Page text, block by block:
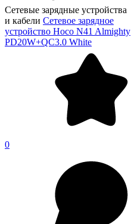
Сетевые зарядные устройства
и кабели Сетевое зарядное
устройство Hoco N41 Almighty
PD20W+QC3.0 White
0